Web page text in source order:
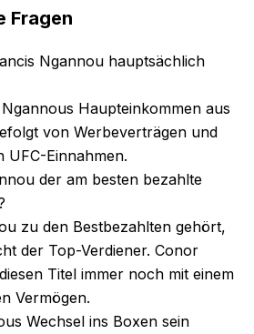
Fragen
Ngannou hauptsächlich
Haupteinkommen aus
von Werbeverträgen und
UFC-Einnahmen.
der am besten bezahlte
zu den Bestbezahlten gehört,
der Top-Verdiener. Conor
Titel immer noch mit einem
Vermögen.
Wechsel ins Boxen sein